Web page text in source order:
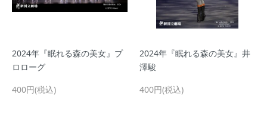
2024年『眠れる森の美女』プ
ロローグ
400円(税込)
2024年『眠れる森の美女』井
澤駿
400円(税込)